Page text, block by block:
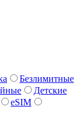
Безлимитные
Детские
eSIM